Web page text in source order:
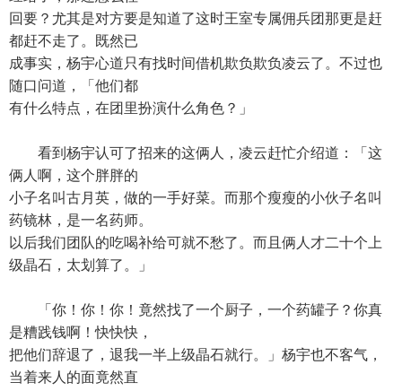
回要？尤其是对方要是知道了这时王室专属佣兵团那更是赶
都赶不走了。既然已
成事实，杨宇心道只有找时间借机欺负欺负凌云了。不过也
随口问道，「他们都
有什么特点，在团里扮演什么角色？」
看到杨宇认可了招来的这俩人，凌云赶忙介绍道：「这
俩人啊，这个胖胖的
小子名叫古月英，做的一手好菜。而那个瘦瘦的小伙子名叫
药镜林，是一名药师。
以后我们团队的吃喝补给可就不愁了。而且俩人才二十个上
级晶石，太划算了。」
「你！你！你！竟然找了一个厨子，一个药罐子？你真
是糟践钱啊！快快快，
把他们辞退了，退我一半上级晶石就行。」杨宇也不客气，
当着来人的面竟然直